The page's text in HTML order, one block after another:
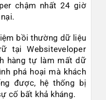
chậm nhất 24 giờ
bồi thường dữ liệu
tại Websiteveloper
hàng tự làm mất dữ
phá hoại mà khách
được, hệ thống bị
cố bất khả kháng.